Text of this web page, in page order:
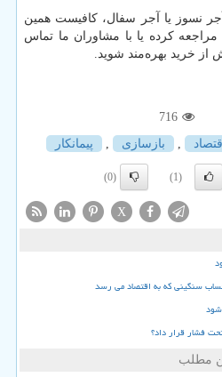
نسوز یا آجر سفال، کافیست همین
مراجعه کرده یا با مشاوران ما تماس
از خرید بهره‌مند شوید.
716
اقتصاد , بازسازی , پیمانكار
(1)
(0)
X
سنگینی که به اقتصاد می رسد
شود
فشار قرار داد؟
مطلب